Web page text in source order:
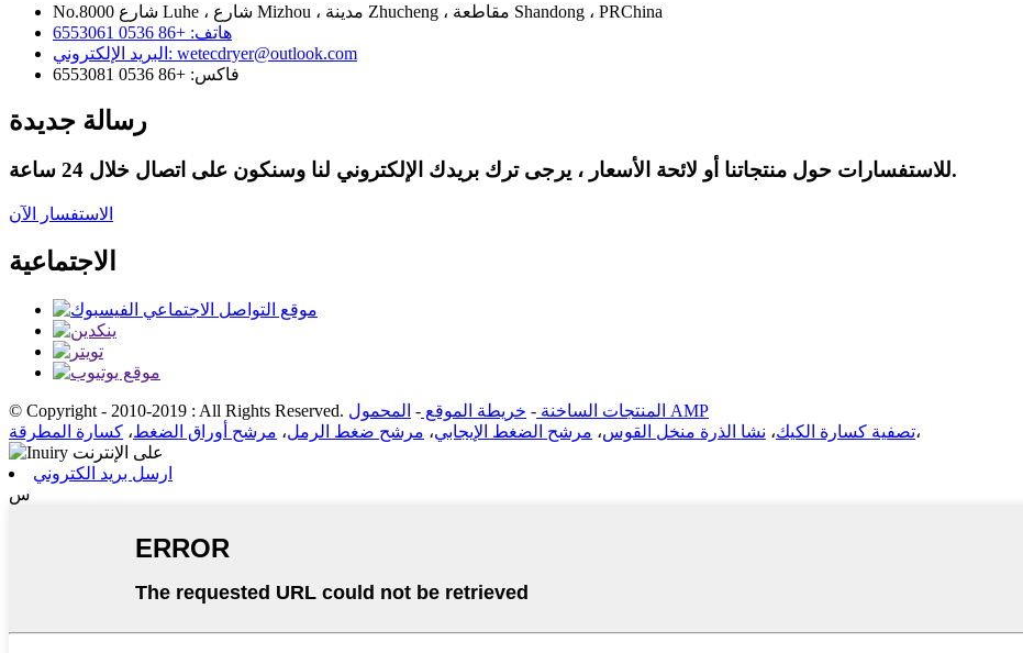
No.8000 شارع Luhe ، شارع Mizhou ، مدينة Zhucheng ، مقاطعة Shandong ، PRChina
هاتف: +86 0536 6553061
البريد الإلكتروني: wetecdryer@outlook.com
فاكس: +86 0536 6553081
رسالة جديدة
للاستفسارات حول منتجاتنا أو لائحة الأسعار ، يرجى ترك بريدك الإلكتروني لنا وسنكون على اتصال خلال 24 ساعة.
الاستفسار الآن
الاجتماعية
© Copyright - 2010-2019 : All Rights Reserved. المنتجات الساخنة - خريطة الموقع -
المحمول AMP
تصفية كسارة الكيك، نشا الذرة منخل القوس، مرشح الضغط الإيجابي، مرشح ضغط الرمل، مرشح أوراق الضغط، كسارة المطرقة ،
ارسل بريد الكتروني
س